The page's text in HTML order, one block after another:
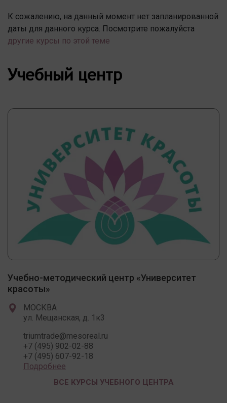
К сожалению, на данный момент нет запланированной
даты для данного курса. Посмотрите пожалуйста
другие курсы по этой теме
Учебный центр
Учебно-методический центр «Университет
красоты»
МОСКВА
ул. Мещанская, д. 1к3
triumtrade@mesoreal.ru
+7 (495) 902-02-88
+7 (495) 607-92-18
Подробнее
ВСЕ КУРСЫ УЧЕБНОГО ЦЕНТРА